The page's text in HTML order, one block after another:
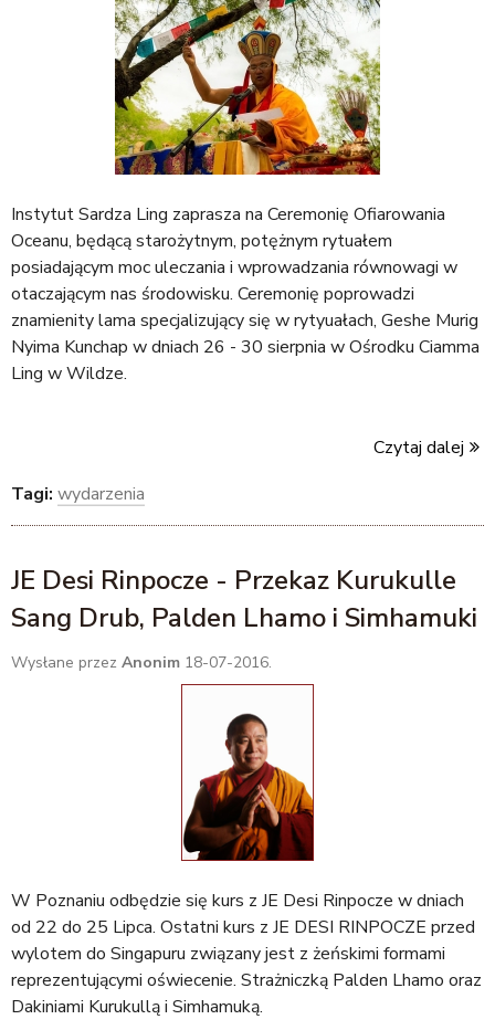
Instytut Sardza Ling zaprasza na Ceremonię Ofiarowania
Oceanu, będącą starożytnym, potężnym rytuałem
posiadającym moc uleczania i wprowadzania równowagi w
otaczającym nas środowisku. Ceremonię poprowadzi
znamienity lama specjalizujący się w rytyuałach, Geshe Murig
Nyima Kunchap w dniach 26 - 30 sierpnia w Ośrodku Ciamma
Ling w Wildze.
Czytaj dalej
Tagi: wydarzenia
JE Desi Rinpocze - Przekaz Kurukulle
Sang Drub, Palden Lhamo i Simhamuki
Wysłane przez Anonim 18-07-2016.
W Poznaniu odbędzie się kurs z JE Desi Rinpocze w dniach
od 22 do 25 Lipca. Ostatni kurs z JE DESI RINPOCZE przed
wylotem do Singapuru związany jest z żeńskimi formami
reprezentującymi oświecenie. Strażniczką Palden Lhamo oraz
Dakiniami Kurukullą i Simhamuką.